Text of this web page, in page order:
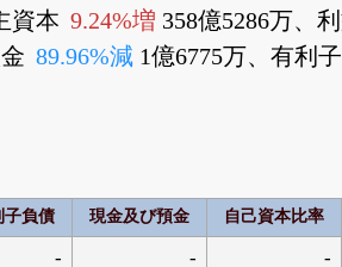
資本 9.24%増 358億5286万、
89.96%減 1億6775万、有利
子負債 現金及び預金 自己資本比率
- - -